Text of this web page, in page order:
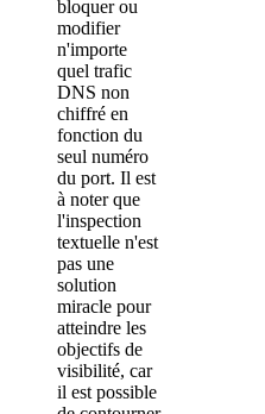
bloquer ou
modifier
n'importe
quel trafic
DNS non
chiffré en
fonction du
seul numéro
du port. Il est
à noter que
l'inspection
textuelle n'est
pas une
solution
miracle pour
atteindre les
objectifs de
visibilité, car
il est possible